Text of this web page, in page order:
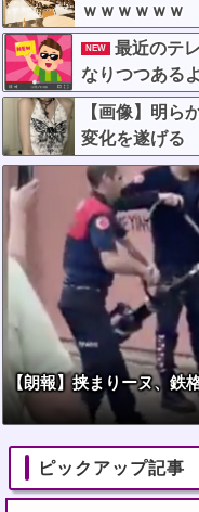
ｗｗｗｗｗｗ
NEW
最近のテ
なりつつある
【画像】明ら
変化を遂げる
【朗報】挟まりーヌ、鉄
ピックアップ記事